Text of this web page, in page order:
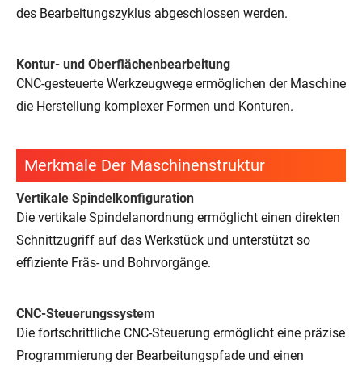
des Bearbeitungszyklus abgeschlossen werden.
Kontur- und Oberflächenbearbeitung
CNC-gesteuerte Werkzeugwege ermöglichen der Maschine
die Herstellung komplexer Formen und Konturen.
Merkmale Der Maschinenstruktur
Vertikale Spindelkonfiguration
Die vertikale Spindelanordnung ermöglicht einen direkten
Schnittzugriff auf das Werkstück und unterstützt so
effiziente Fräs- und Bohrvorgänge.
CNC-Steuerungssystem
Die fortschrittliche CNC-Steuerung ermöglicht eine präzise
Programmierung der Bearbeitungspfade und einen